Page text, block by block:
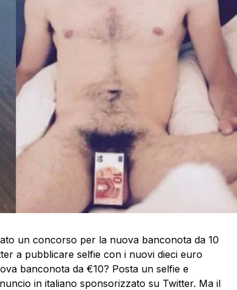
un concorso per la nuova banconota da 10
a pubblicare selfie con i nuovi dieci euro
banconota da €10? Posta un selfie e
in italiano sponsorizzato su Twitter. Ma il